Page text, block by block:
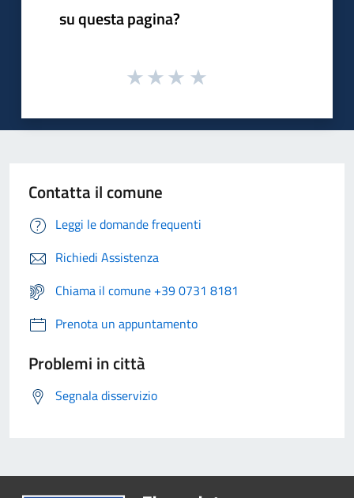
su questa pagina?
Contatta il comune
Leggi le domande frequenti
Richiedi Assistenza
Chiama il comune +39 0731 8181
Prenota un appuntamento
Problemi in città
Segnala disservizio